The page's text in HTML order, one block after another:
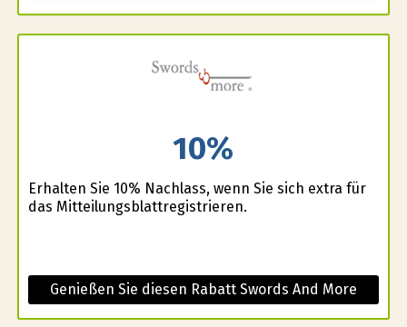
10%
Erhalten Sie 10% Nachlass, wenn Sie sich extra für
das Mitteilungsblattregistrieren.
Genießen Sie diesen Rabatt Swords And More